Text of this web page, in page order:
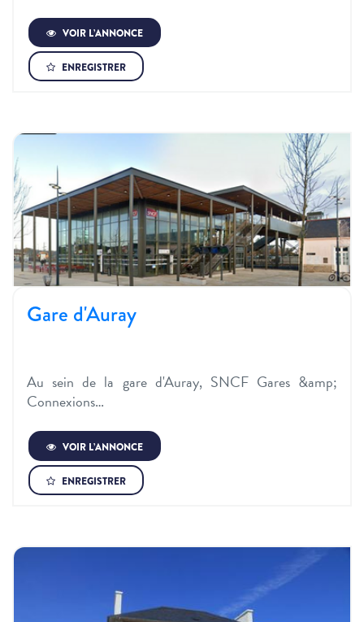
VOIR L’ANNONCE
ENREGISTRER
Gare d'Auray
Au sein de la gare d'Auray, SNCF Gares &amp;
Connexions…
VOIR L’ANNONCE
ENREGISTRER